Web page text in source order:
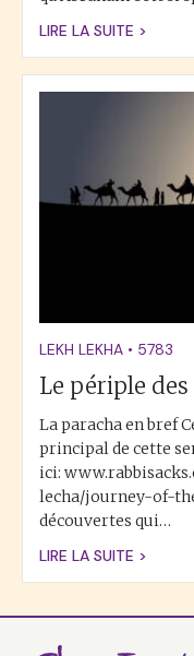
LIRE LA SUITE >
LEKH LEKHA • 5783
Le périple
La paracha en bref
principal de cette
ici:
lecha/journey-of-
découvertes qui…
LIRE LA SUITE >